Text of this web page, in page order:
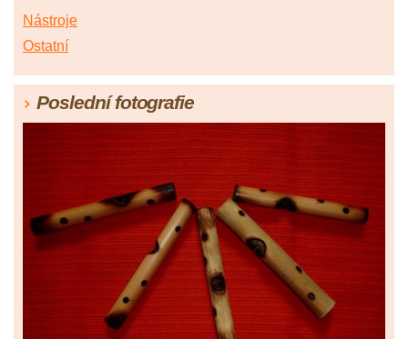
Nástroje
Ostatní
Poslední fotografie